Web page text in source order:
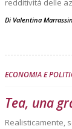
redditività delle
Di Valentina
ECONOMIA E
Tea, una
Realisticamente,